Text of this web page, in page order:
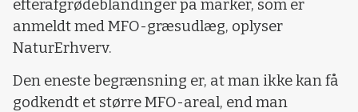
efterafgrødeblandinger på marker, som er
anmeldt med MFO-græsudlæg, oplyser
NaturErhverv.
Den eneste begrænsning er, at man ikke kan få
godkendt et større MFO-areal, end man